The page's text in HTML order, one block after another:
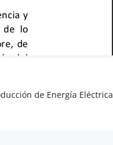
de Energía Eléctrica